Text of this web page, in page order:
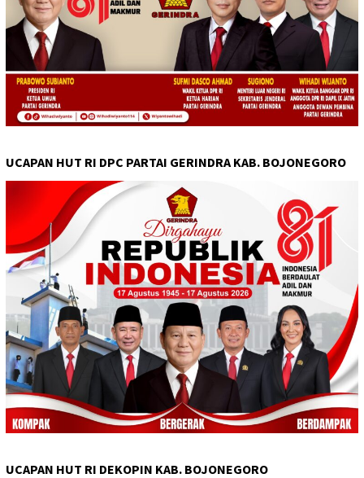
UCAPAN HUT RI DPC PARTAI GERINDRA KAB. BOJONEGORO
UCAPAN HUT RI DEKOPIN KAB. BOJONEGORO